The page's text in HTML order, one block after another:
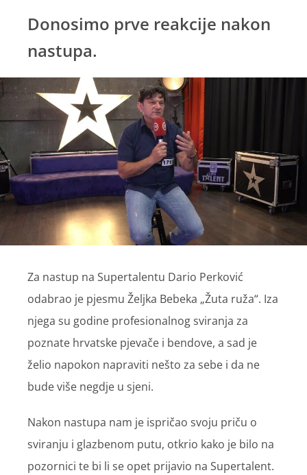
Donosimo prve reakcije nakon
nastupa.
Za nastup na Supertalentu Dario Perković
odabrao je pjesmu Željka Bebeka „Žuta ruža“. Iza
njega su godine profesionalnog sviranja za
poznate hrvatske pjevače i bendove, a sad je
želio napokon napraviti nešto za sebe i da ne
bude više negdje u sjeni.
Nakon nastupa nam je ispričao svoju priču o
sviranju i glazbenom putu, otkrio kako je bilo na
pozornici te bi li se opet prijavio na Supertalent.